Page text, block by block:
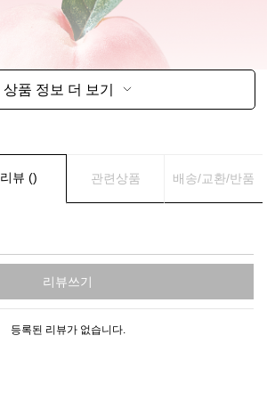
상품 정보 더 보기
리뷰 () 관련상품 배송/교환/반품
리뷰쓰기
등록된 리뷰가 없습니다.